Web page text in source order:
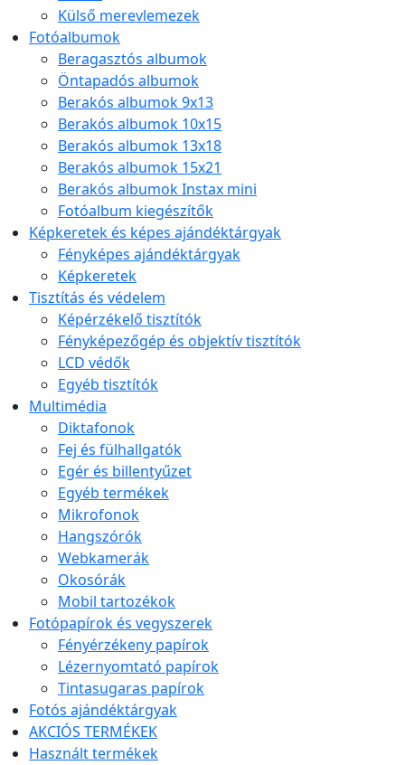
Külső merevlemezek
Fotóalbumok
Beragasztós albumok
Öntapadós albumok
Berakós albumok 9x13
Berakós albumok 10x15
Berakós albumok 13x18
Berakós albumok 15x21
Berakós albumok Instax mini
Fotóalbum kiegészítők
Képkeretek és képes ajándéktárgyak
Fényképes ajándéktárgyak
Képkeretek
Tisztítás és védelem
Képérzékelő tisztítók
Fényképezőgép és objektív tisztítók
LCD védők
Egyéb tisztítók
Multimédia
Diktafonok
Fej és fülhallgatók
Egér és billentyűzet
Egyéb termékek
Mikrofonok
Hangszórók
Webkamerák
Okosórák
Mobil tartozékok
Fotópapírok és vegyszerek
Fényérzékeny papírok
Lézernyomtató papírok
Tintasugaras papírok
Fotós ajándéktárgyak
AKCIÓS TERMÉKEK
Használt termékek